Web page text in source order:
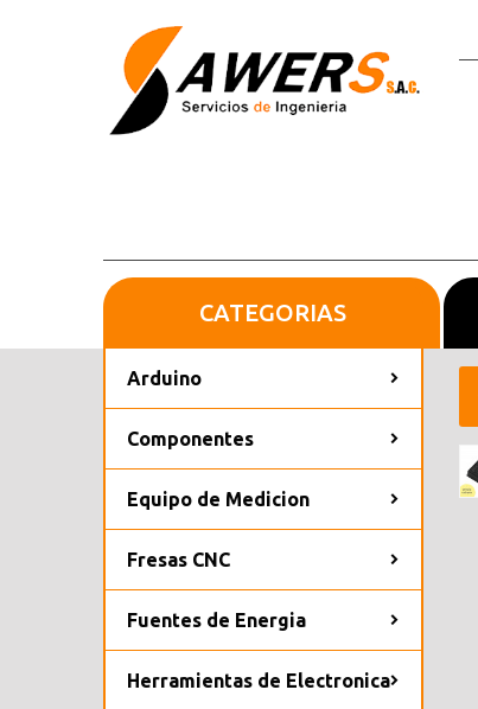
Inicio
CATEGORIAS
Arduino
Componentes
Equipo de Medicion
Fresas CNC
Fuentes de Energia
Herramientas de Electronica